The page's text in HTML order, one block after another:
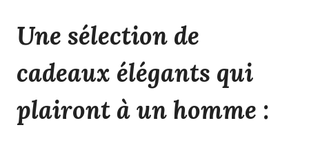
Une sélection de
cadeaux élégants qui
plairont à un homme :